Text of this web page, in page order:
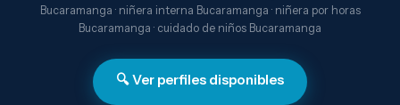
Bucaramanga · niñera interna Bucaramanga · niñera por horas
Bucaramanga · cuidado de niños Bucaramanga
🔍 Ver perfiles disponibles